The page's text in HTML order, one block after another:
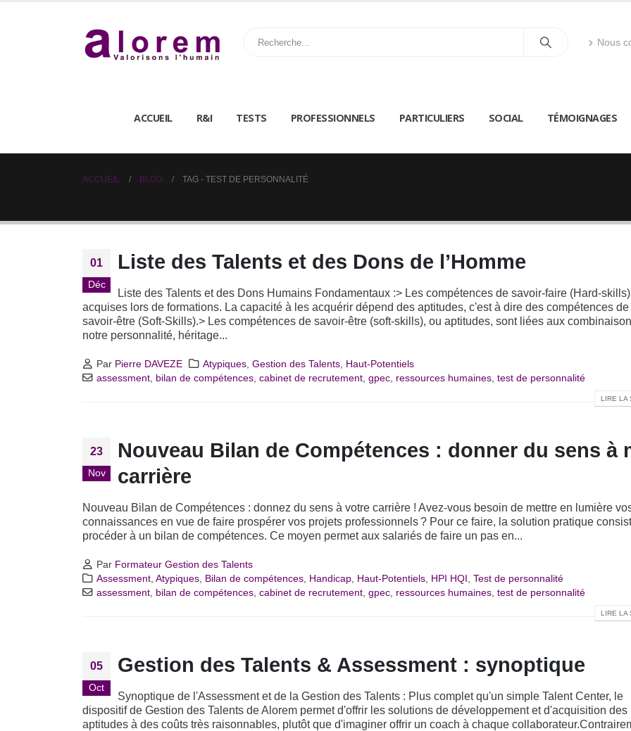
Nous
ACCUEIL R&I TESTS PROFESSIONNELS PARTICULIERS SOCIAL TÉMOIGNAGES
ACCUEIL BLOG TAG - TEST DE PERSONNALITÉ
01
Déc
Liste des Talents et des Dons de l’Homme
Liste des Talents et des Dons Humains Fondamentaux :> Les compétences de savoir-faire (Hard-
acquises lors de formations. La capacité à les acquérir dépend des aptitudes, c'est à dire des compétences de
savoir-être (Soft-Skills).> Les compétences de savoir-être (soft-skills), ou aptitudes, sont liées aux
notre personnalité, héritage...
Par Pierre DAVEZE Atypiques, Gestion des Talents, Haut-Potentiels
assessment bilan de compétences ,cabinet de recrutement ,gpec ressources humaines ,test de personnalité
LIRE LA
23
Nov
Nouveau Bilan de Compétences : donner du sens à
carrière
Nouveau Bilan de Compétences : donnez du sens à votre carrière ! Avez-vous besoin de mettre en lumière
connaissances en vue de faire prospérer vos projets professionnels ? Pour ce faire, la solution pratique
procéder à un bilan de compétences. Ce moyen permet aux salariés de faire un pas en...
Par Formateur Gestion des Talents
Assessment ,Atypiques Bilan de compétences Handicap Haut-Potentiels HPI HQI ,Test de personnalité
assessment bilan de compétences ,cabinet de recrutement ,gpec ressources humaines ,test de personnalité
LIRE LA
05
Oct
Gestion des Talents & Assessment : synoptique
Synoptique de l'Assessment et de la Gestion des Talents : Plus complet qu'un simple Talent Center, le
dispositif de Gestion des Talents de Alorem permet d'offrir les solutions de développement et d'acquisition des
aptitudes à des coûts très raisonnables, plutôt que d'imaginer offrir un coach à chaque